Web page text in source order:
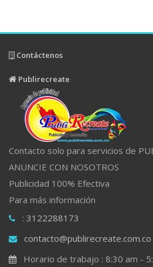
Contáctenos
Publirecreate
Contacto solo para servicios de
ANUNCIE CON NOSOTROS
Publicidad 100% Efectiva
Para más información
: 3122288173
contacto@publirecreate.com.co
Horario de trabajo : 8:30 am -